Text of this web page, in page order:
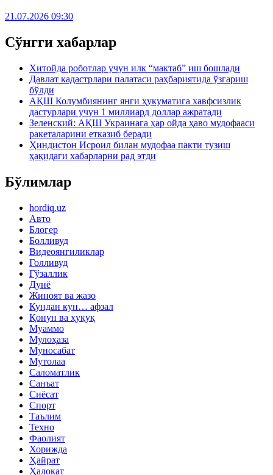
21.07.2026 09:30
Сўнгги хабарлар
Хитойда роботлар учун илк “мактаб” иш бошлади
Давлат кадастрлари палатаси раҳбариятида ўзгариш
бўлди
АҚШ Колумбиянинг янги ҳукуматига хавфсизлик
дастурлари учун 1 миллиард доллар ажратади
Зеленский: АҚШ Украинага ҳар ойда ҳаво мудофааси
ракеталарини етказиб беради
Ҳиндистон Исроил билан мудофаа пакти тузиш
ҳақидаги хабарларни рад этди
Бўлимлар
hordiq.uz
Авто
Блогер
Болливуд
Видеоянгиликлар
Голливуд
Гўзаллик
Дунё
Жиноят ва жазо
Кундан кун… афзал
Қонун ва ҳуқуқ
Муаммо
Мулоҳаза
Муносабат
Мутолаа
Саломатлик
Санъат
Сиёсат
Спорт
Таълим
Техно
Фаолият
Хорижда
Ҳайрат
Ҳалокат